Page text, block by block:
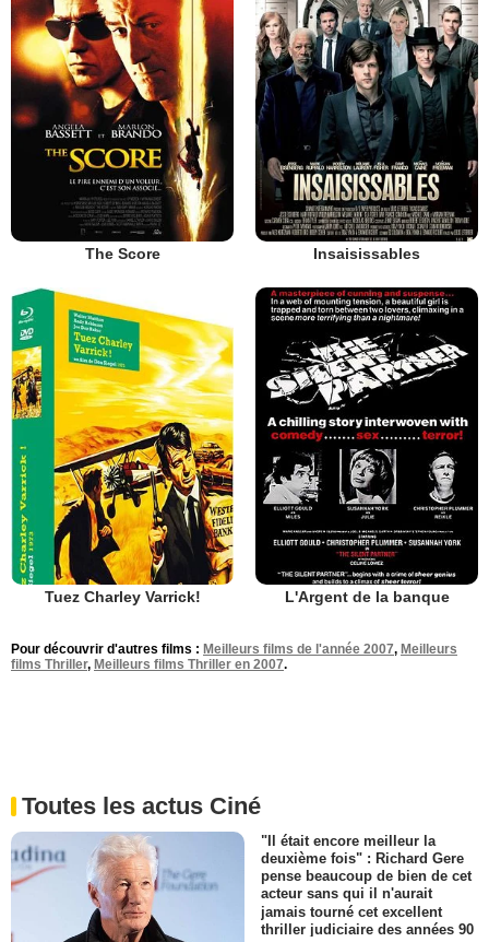
The Score Insaisissables
Tuez Charley Varrick! L'Argent de la banque
Pour découvrir d'autres films : Meilleurs films de l'année 2007, Meilleurs
films Thriller, Meilleurs films Thriller en 2007.
Toutes les actus Ciné
"Il était encore meilleur la
deuxième fois" : Richard Gere
pense beaucoup de bien de cet
acteur sans qui il n'aurait
jamais tourné cet excellent
thriller judiciaire des années 90